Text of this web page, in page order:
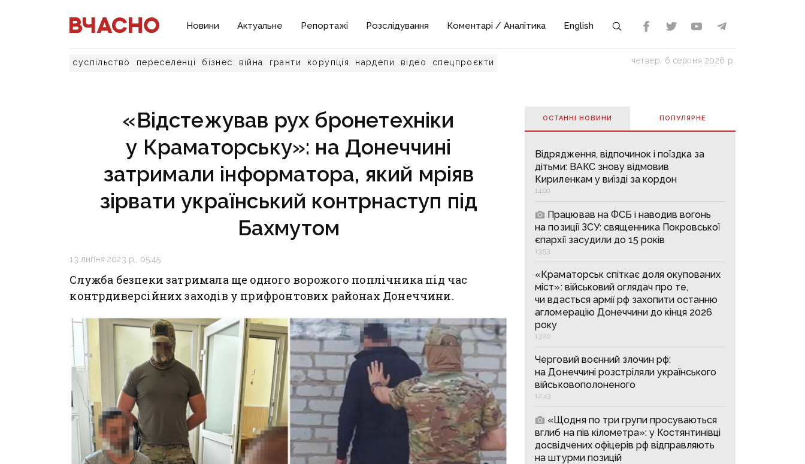
Новини Актуальне Репортажі Розслідування Коментарі / Аналітика English
суспільство переселенці бізнес війна гранти корупція нардепи відео спецпроєкти четвер, 6 серпня 2026 р.
«Відстежував рух бронетехніки
у Краматорську»: на Донеччині
затримали інформатора, який мріяв
зірвати український контрнаступ під
Бахмутом
13 липня 2023 р., 05:45
Служба безпеки затримала ще одного ворожого поплічника під час
контрдиверсійних заходів у прифронтових районах Донеччини.
ОСТАННІ НОВИНИ ПОПУЛЯРНE
Відрядження, відпочинок і поїздка за
дітьми: ВАКС знову відмовив
Кириленкам у виїзді за кордон
14:00
Працював на ФСБ і наводив вогонь
на позиції ЗСУ: священника Покровської
єпархії засудили до 15 років
13:53
«Краматорськ спіткає доля окупованих
міст»: військовий оглядач про те,
чи вдасться армії рф захопити останню
агломерацію Донеччини до кінця 2026
року
13:20
Черговий воєнний злочин рф:
на Донеччині розстріляли українського
військовополоненого
12:43
«Щодня по три групи просуваються
вглиб на пів кілометра»: у Костянтинівці
досвідчених офіцерів рф відправляють
на штурми позицій